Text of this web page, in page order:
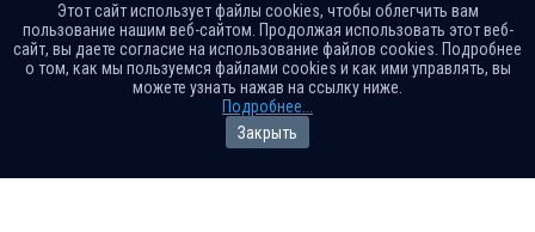
Этот сайт использует файлы cookies, чтобы облегчить вам
пользование нашим веб-сайтом. Продолжая использовать этот веб-
сайт, вы даете согласие на использование файлов cookies. Подробнее
о том, как мы пользуемся файлами cookies и как ими управлять, вы
можете узнать нажав на ссылку ниже.
Подробнее...